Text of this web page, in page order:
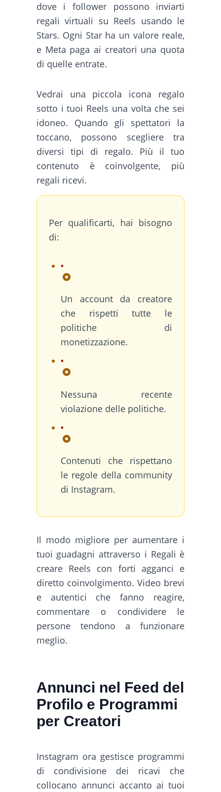
dove i follower possono inviarti
regali virtuali su Reels usando le
Stars. Ogni Star ha un valore reale,
e Meta paga ai creatori una quota
di quelle entrate.
Vedrai una piccola icona regalo
sotto i tuoi Reels una volta che sei
idoneo. Quando gli spettatori la
toccano, possono scegliere tra
diversi tipi di regalo. Più il tuo
contenuto è coinvolgente, più
regali ricevi.
Per qualificarti, hai bisogno
di:
Un account da creatore
che rispetti tutte le
politiche di
monetizzazione.
Nessuna recente
violazione delle politiche.
Contenuti che rispettano
le regole della community
di Instagram.
Il modo migliore per aumentare i
tuoi guadagni attraverso i Regali è
creare Reels con forti agganci e
diretto coinvolgimento. Video brevi
e autentici che fanno reagire,
commentare o condividere le
persone tendono a funzionare
meglio.
Annunci nel Feed del
Profilo e Programmi
per Creatori
Instagram ora gestisce programmi
di condivisione dei ricavi che
collocano annunci accanto ai tuoi